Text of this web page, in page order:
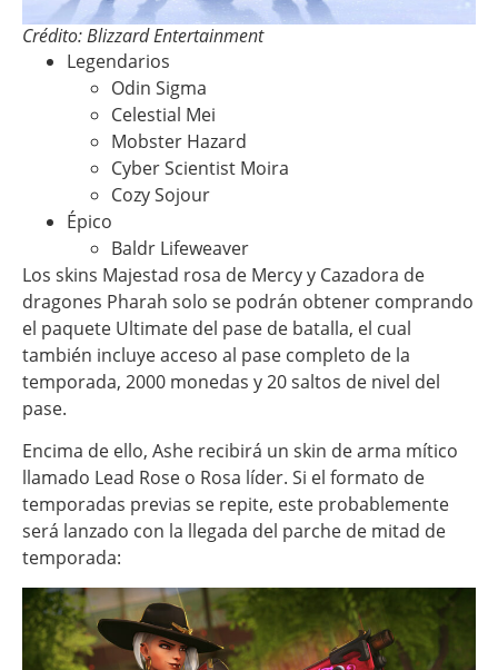
Crédito: Blizzard Entertainment
Legendarios
Odin Sigma
Celestial Mei
Mobster Hazard
Cyber Scientist Moira
Cozy Sojour
Épico
Baldr Lifeweaver
Los skins Majestad rosa de Mercy y Cazadora de
dragones Pharah solo se podrán obtener comprando
el paquete Ultimate del pase de batalla, el cual
también incluye acceso al pase completo de la
temporada, 2000 monedas y 20 saltos de nivel del
pase.
Encima de ello, Ashe recibirá un skin de arma mítico
llamado Lead Rose o Rosa líder. Si el formato de
temporadas previas se repite, este probablemente
será lanzado con la llegada del parche de mitad de
temporada: